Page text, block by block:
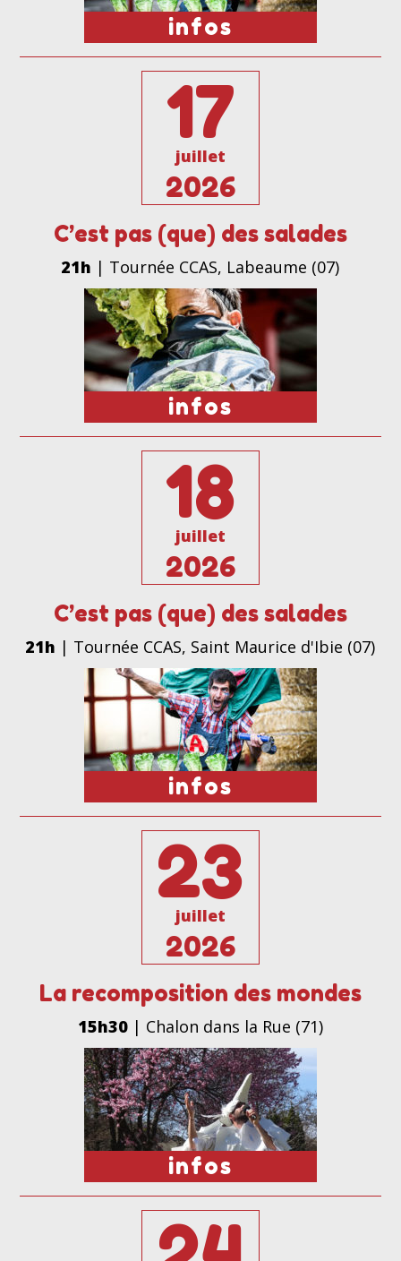
infos
17
juillet
2026
C’est pas (que) des salades
21h | Tournée CCAS, Labeaume (07)
infos
18
juillet
2026
C’est pas (que) des salades
21h | Tournée CCAS, Saint Maurice d'Ibie (07)
infos
23
juillet
2026
La recomposition des mondes
15h30| Chalon dans la Rue (71)
infos